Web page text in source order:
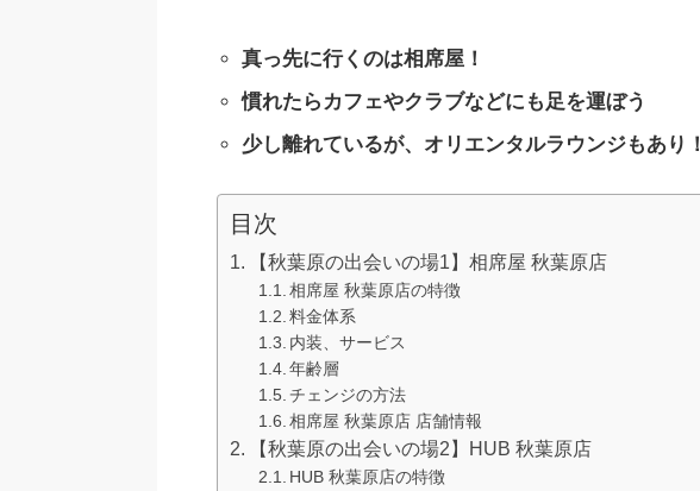
真っ先に行くのは相席屋！
慣れたらカフェやクラブなどにも足を運ぼう
少し離れているが、オリエンタルラウンジもあり！
目次
【秋葉原の出会いの場1】相席屋 秋葉原店
相席屋 秋葉原店の特徴
料金体系
内装、サービス
年齢層
チェンジの方法
相席屋 秋葉原店 店舗情報
【秋葉原の出会いの場2】HUB 秋葉原店
HUB 秋葉原店の特徴